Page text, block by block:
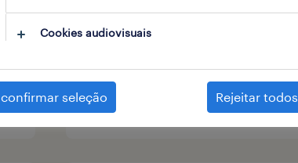
temporário
publicado em 6 agosto 2026
Cookies audiovisuais
confirmar seleção Rejeitar todos